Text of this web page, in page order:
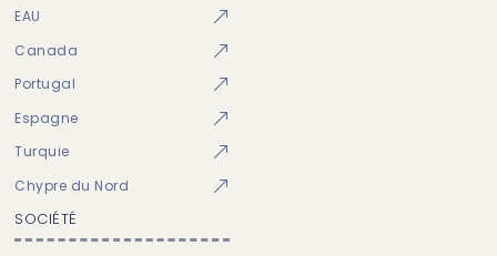
EAU
Canada
Portugal
Espagne
Turquie
Chypre du Nord
SOCIÉTÉ